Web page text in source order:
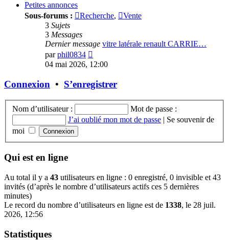
Petites annonces
Sous-forums :
Recherche,
Vente
3 Sujets
3 Messages
Dernier message vitre latérale renault CARRIE…
parphil0834
le
message
04 mai 2026, 12:00
Connexion • S’enregistrer
Nom d’utilisateur :
Mot de passe :
J’ai oublié mon mot de passe | Se souvenir de
moi
Qui est en ligne
Au total il y a 43 utilisateurs en ligne : 0 enregistré, 0 invisible et 43
invités (d’après le nombre d’utilisateurs actifs ces 5 dernières
minutes)
Le record du nombre d’utilisateurs en ligne est de 1338, le 28 juil.
2026, 12:56
Statistiques